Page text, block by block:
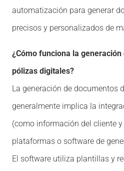
automatización para generar
precisos y personalizados de
¿Cómo funciona la
pólizas digitales?
La generación de documentos
generalmente implica la
(como información del cliente
plataformas o software de
El software utiliza plantillas y